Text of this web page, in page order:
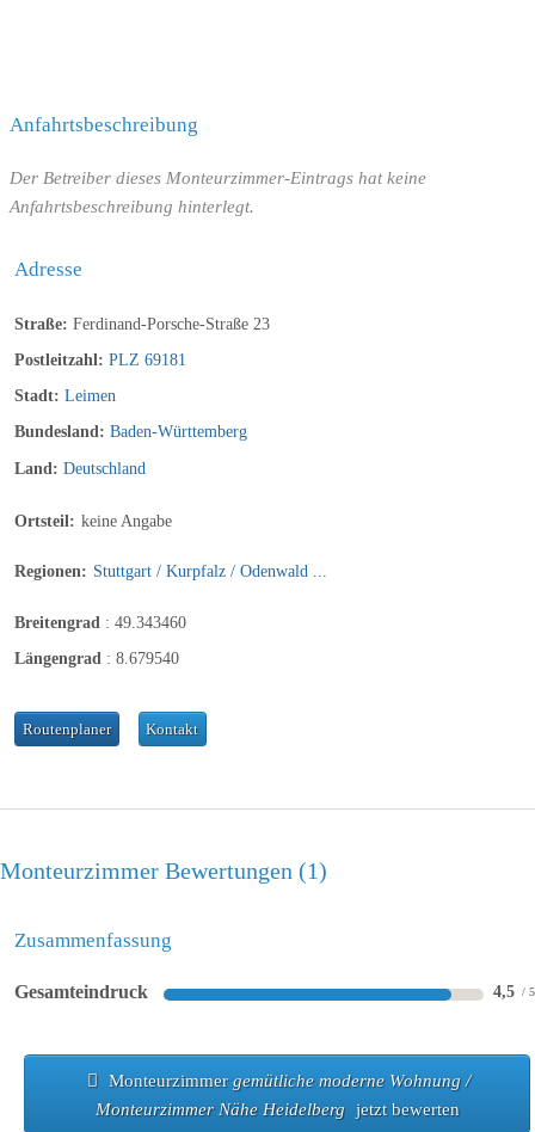
Anfahrtsbeschreibung
Der Betreiber dieses Monteurzimmer-Eintrags hat keine
Anfahrtsbeschreibung hinterlegt.
Adresse
Straße: Ferdinand-Porsche-Straße 23
Postleitzahl: PLZ 69181
Stadt: Leimen
Bundesland: Baden-Württemberg
Land: Deutschland
Ortsteil: keine Angabe
Regionen: Stuttgart / Kurpfalz / Odenwald ...
Breitengrad : 49.343460
Längengrad : 8.679540
Routenplaner Kontakt
Monteurzimmer Bewertungen 1
Zusammenfassung
Gesamteindruck 4,5
Monteurzimmergemütliche moderne Wohnung /
Monteurzimmer Nähe Heidelberg jetzt bewerten